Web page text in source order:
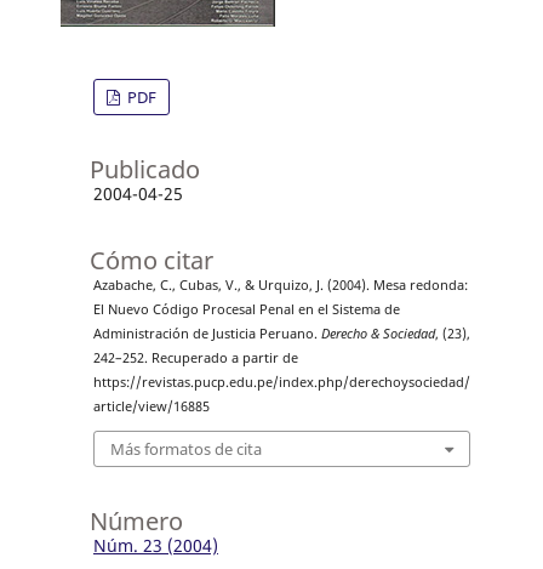
PDF
Publicado
2004-04-25
Cómo citar
Azabache, C., Cubas, V., & Urquizo, J. (2004). Mesa redonda:
El Nuevo Código Procesal Penal en el Sistema de
Administración de Justicia Peruano. Derecho & Sociedad, (23),
242–252. Recuperado a partir de
https://revistas.pucp.edu.pe/index.php/derechoysociedad/
article/view/16885
Más formatos de cita
Número
Núm. 23 (2004)